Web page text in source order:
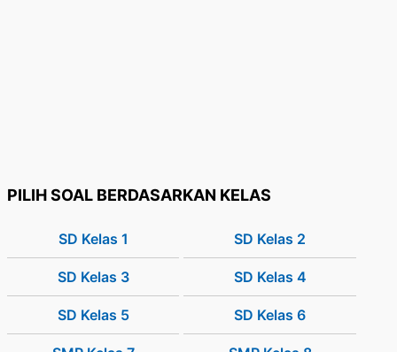
PILIH SOAL BERDASARKAN KELAS
SD Kelas 1 SD Kelas 2
SD Kelas 3 SD Kelas 4
SD Kelas 5 SD Kelas 6